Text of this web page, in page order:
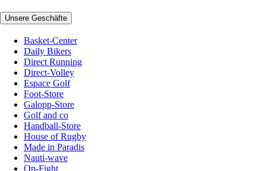
Unsere Geschäfte
Basket-Center
Daily Bikers
Direct Running
Direct-Volley
Espace Golf
Foot-Store
Galopp-Store
Golf and co
Handball-Store
House of Rugby
Made in Paradis
Nauti-wave
On-Fight